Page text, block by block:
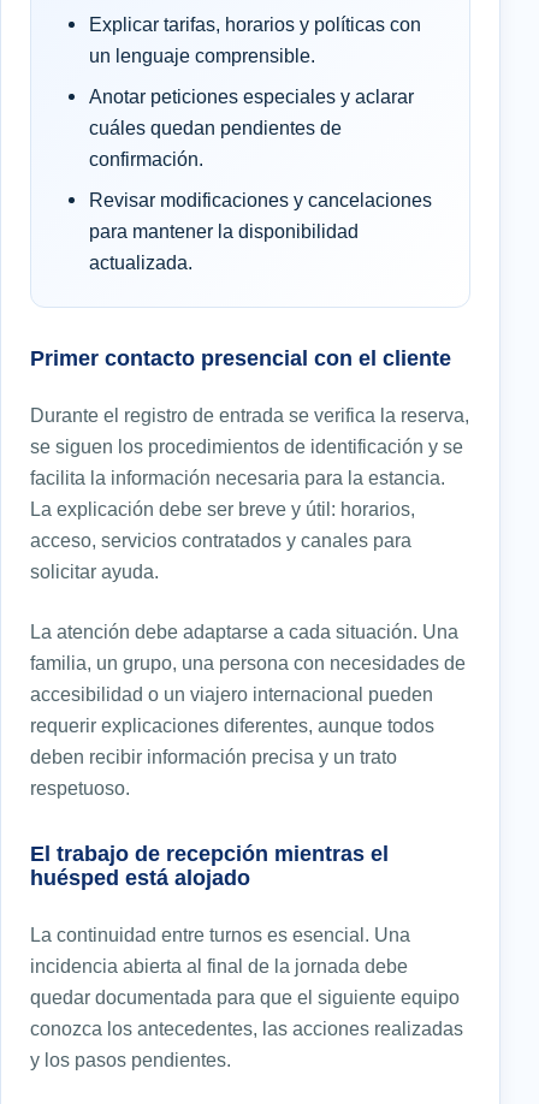
Explicar tarifas, horarios y políticas con
un lenguaje comprensible.
Anotar peticiones especiales y aclarar
cuáles quedan pendientes de
confirmación.
Revisar modificaciones y cancelaciones
para mantener la disponibilidad
actualizada.
Primer contacto presencial con el cliente
Durante el registro de entrada se verifica la reserva,
se siguen los procedimientos de identificación y se
facilita la información necesaria para la estancia.
La explicación debe ser breve y útil: horarios,
acceso, servicios contratados y canales para
solicitar ayuda.
La atención debe adaptarse a cada situación. Una
familia, un grupo, una persona con necesidades de
accesibilidad o un viajero internacional pueden
requerir explicaciones diferentes, aunque todos
deben recibir información precisa y un trato
respetuoso.
El trabajo de recepción mientras el
huésped está alojado
La continuidad entre turnos es esencial. Una
incidencia abierta al final de la jornada debe
quedar documentada para que el siguiente equipo
conozca los antecedentes, las acciones realizadas
y los pasos pendientes.